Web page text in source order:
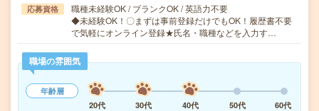
応募資格
職種未経験OK / ブランクOK / 英語力不要
◆未経験OK！〇まずは事前登録だけでもOK！履歴書不要
で気軽にオンライン登録★氏名・職種などを入力す…
職場の雰囲気
年齢層
20代
30代 40代 50代 60代